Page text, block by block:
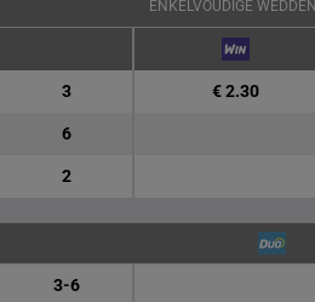
ENKELVOUDIGE
3 € 2.30
6
2
3-6